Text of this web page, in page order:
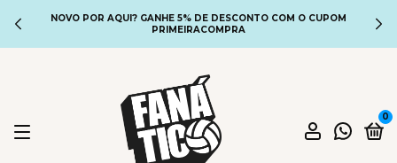
NOVO POR AQUI? GANHE 5% DE DESCONTO COM O CUPOM
PRIMEIRACOMPRA
0